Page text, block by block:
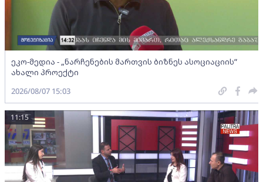
ეკო-მედია - „ნარჩენების მართვის ბიზნეს ასოციაციის”
ახალი პროექტი
2026/08/07 15:03
11:15